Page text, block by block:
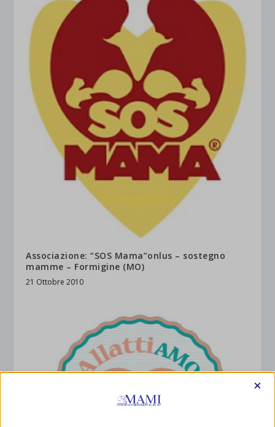
Associazione: “SOS Mama”onlus – sostegno
mamme – Formigine (MO)
21 Ottobre 2010
×